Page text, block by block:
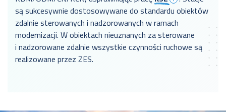
są sukcesywnie dostosowywane do standardu obiektów
zdalnie sterowanych i nadzorowanych w ramach
modernizacji. W obiektach nieuznanych za sterowane
i nadzorowane zdalnie wszystkie czynności ruchowe są
realizowane przez ZES.